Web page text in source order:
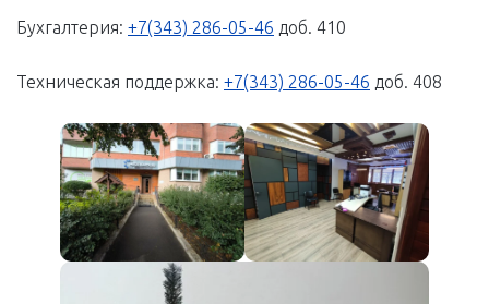
Бухгалтерия: +7(343) 286-05-46 доб. 410
Техническая поддержка: +7(343) 286-05-46 доб. 408